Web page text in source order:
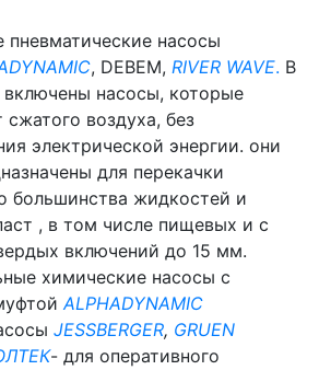
насосы
, DEBEM, RIVER WAVE. В
включены насосы, которые
сжатого воздуха, без
электрической энергии. они
для перекачки
большинства жидкостей и
, в том числе пищевых и с
включений до 15 мм.
химические насосы с
ALPHADYNAMIC
JESSBERGER, GRUEN
- для оперативного